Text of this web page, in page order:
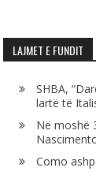
LAJMET E FUNDIT
SHBA,
lartë të
Në moshë
Como